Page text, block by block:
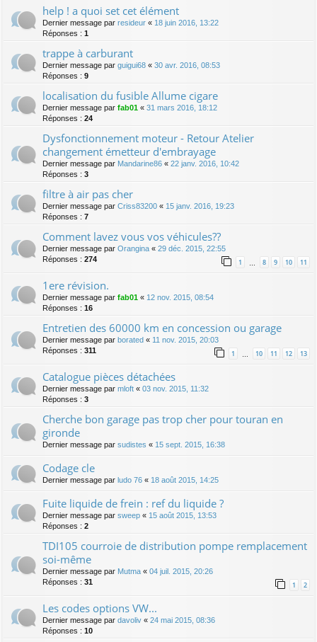
help ! a quoi set cet élément
Dernier message par resideur « 18 juin 2016, 13:22
Réponses : 1
trappe à carburant
Dernier message par guigui68 « 30 avr. 2016, 08:53
Réponses : 9
localisation du fusible Allume cigare
Dernier message par fab01 « 31 mars 2016, 18:12
Réponses : 24
Dysfonctionnement moteur - Retour Atelier
changement émetteur d'embrayage
Dernier message par Mandarine86 « 22 janv. 2016, 10:42
Réponses : 3
filtre à air pas cher
Dernier message par Criss83200 « 15 janv. 2016, 19:23
Réponses : 7
Comment lavez vous vos véhicules??
Dernier message par Orangina « 29 déc. 2015, 22:55
Réponses : 274 1 8 9 10 11
1ere révision.
Dernier message par fab01 « 12 nov. 2015, 08:54
Réponses : 16
Entretien des 60000 km en concession ou garage
Dernier message par borated « 11 nov. 2015, 20:03
Réponses : 311 1 10 11 12 13
Catalogue pièces détachées
Dernier message par mloft « 03 nov. 2015, 11:32
Réponses : 3
Cherche bon garage pas trop cher pour touran en
gironde
Dernier message par sudistes « 15 sept. 2015, 16:38
Codage cle
Dernier message par ludo 76 « 18 août 2015, 14:25
Fuite liquide de frein : ref du liquide ?
Dernier message par sweep « 15 août 2015, 13:53
Réponses : 2
TDI105 courroie de distribution pompe remplacement
soi-même
Dernier message par Mutma « 04 juil. 2015, 20:26
Réponses : 31 1 2
Les codes options VW...
Dernier message par davoliv « 24 mai 2015, 08:36
Réponses : 10